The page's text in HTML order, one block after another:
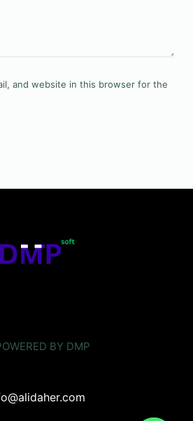
and website in this browser for the
BY DMP